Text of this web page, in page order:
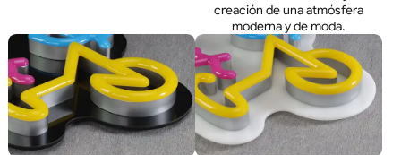
creación de una atmósfera
moderna y de moda.